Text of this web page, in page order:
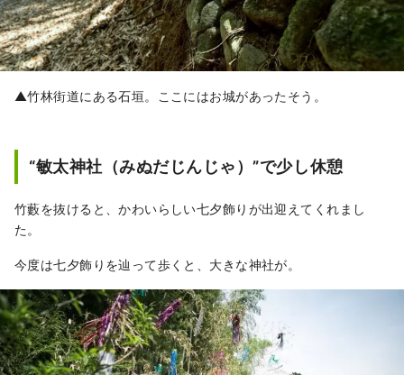
▲竹林街道にある石垣。ここにはお城があったそう。
“敏太神社（みぬだじんじゃ）”で少し休憩
竹藪を抜けると、かわいらしい七夕飾りが出迎えてくれまし
た。
今度は七夕飾りを辿って歩くと、大きな神社が。